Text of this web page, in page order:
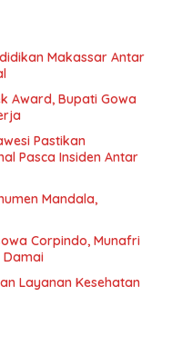
Makassar Antar
Award, Bupati Gowa
Pastikan
Pasca Insiden Antar
Mandala,
Corpindo, Munafri
Layanan Kesehatan